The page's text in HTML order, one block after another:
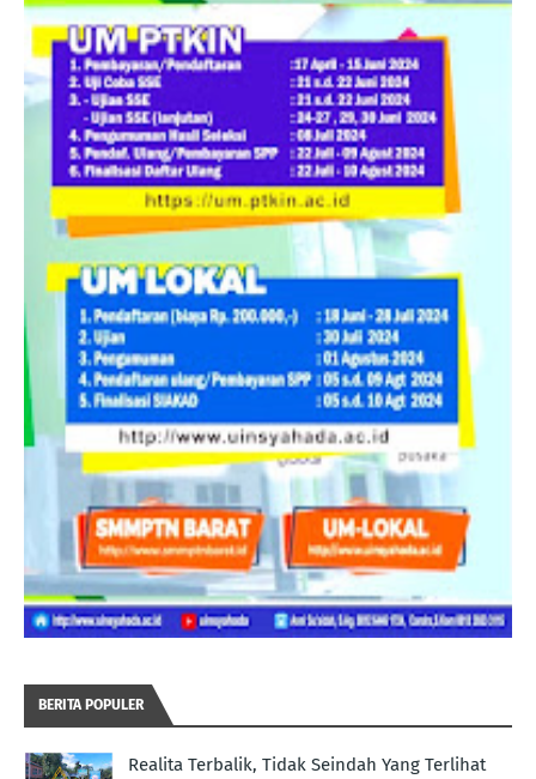
BERITA POPULER
Realita Terbalik, Tidak Seindah Yang Terlihat